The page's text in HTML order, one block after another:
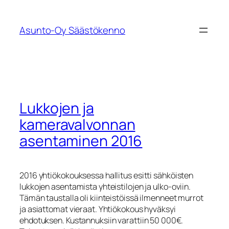
Asunto-Oy Säästökenno
Lukkojen ja
kameravalvonnan
asentaminen 2016
2016 yhtiökokouksessa hallitus esitti sähköisten
lukkojen asentamista yhteistilojen ja ulko-oviin.
Tämän taustalla oli kiinteistöissä ilmenneet murrot
ja asiattomat vieraat. Yhtiökokous hyväksyi
ehdotuksen. Kustannuksiin varattiin 50 000€.